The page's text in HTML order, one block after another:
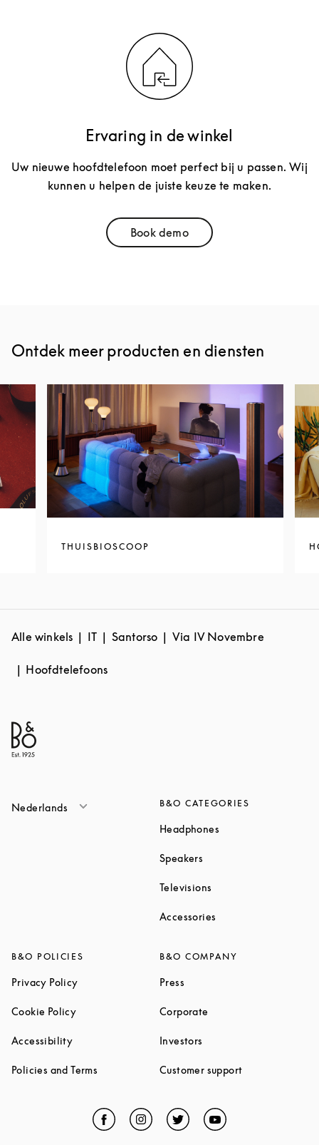
Ervaring in de winkel
Uw nieuwe hoofdtelefoon moet perfect bij u passen. Wij
kunnen u helpen de juiste keuze te maken.
Book demoLink Opens in New Tab
Ontdek meer producten en diensten
THUISBIOSCOOP
Alle winkels IT Santorso Via IV Novembre
Hoofdtelefoons
Nederlands B&O CATEGORIES
Headphones
Speakers
Televisions
Accessories
B&O POLICIES
Privacy PolicyLink Opens in New Tab
Cookie PolicyLink Opens in New Tab
AccessibilityLink Opens in New Tab
Policies and Terms Link Opens in New Tab
B&O COMPANY
Press
Corporate
Investors
Customer supportLink Opens in
Facebook
Link Opens in New Tab
Instagram
Link Opens in New Tab
TwitterLink Opens in New Tab
YouTubeLink Opens in